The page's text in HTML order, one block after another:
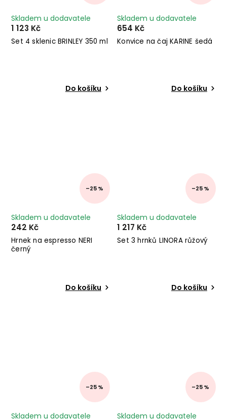
Set 4 sklenic BRINLEY 350 ml
Skladem u dodavatele
1 123 Kč
Do košíku
Konvice na čaj KARINE šedá
Skladem u dodavatele
654 Kč
Do košíku
–25 %
Hrnek na espresso NERI
černý
Skladem u dodavatele
242 Kč
Do košíku
–25 %
Set 3 hrnků LINORA růžový
Skladem u dodavatele
1 217 Kč
Do košíku
–25 %
Skladem u dodavatele
–25 %
Skladem u dodavatele